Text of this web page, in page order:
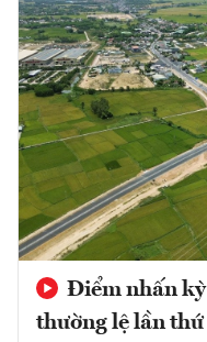
Điểm nhấn
thường lệ lần